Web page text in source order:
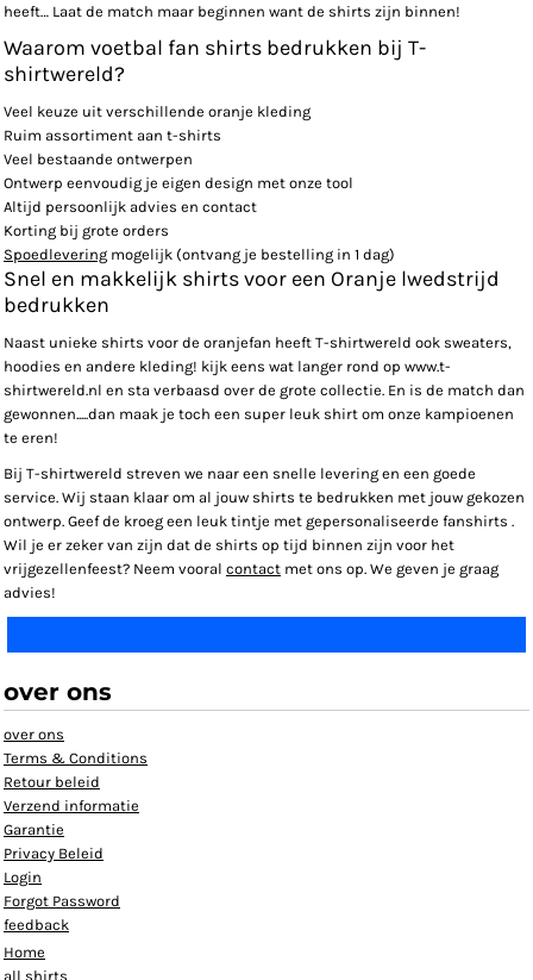
heeft… Laat de match maar beginnen want de shirts zijn binnen!
Waarom voetbal fan shirts bedrukken bij T-
shirtwereld?
Veel keuze uit verschillende oranje kleding
Ruim assortiment aan t-shirts
Veel bestaande ontwerpen
Ontwerp eenvoudig je eigen design met onze tool
Altijd persoonlijk advies en contact
Korting bij grote orders
Spoedlevering mogelijk (ontvang je bestelling in 1 dag)
Snel en makkelijk shirts voor een Oranje lwedstrijd
bedrukken
Naast unieke shirts voor de oranjefan heeft T-shirtwereld ook sweaters,
hoodies en andere kleding! kijk eens wat langer rond op www.t-
shirtwereld.nl en sta verbaasd over de grote collectie. En is de match dan
gewonnen.....dan maak je toch een super leuk shirt om onze kampioenen
te eren!
Bij T-shirtwereld streven we naar een snelle levering en een goede
service. Wij staan klaar om al jouw shirts te bedrukken met jouw gekozen
ontwerp. Geef de kroeg een leuk tintje met gepersonaliseerde fanshirts .
Wil je er zeker van zijn dat de shirts op tijd binnen zijn voor het
vrijgezellenfeest? Neem vooral contact met ons op. We geven je graag
advies!
over ons
over ons
Terms & Conditions
Retour beleid
Verzend informatie
Garantie
Privacy Beleid
Login
Forgot Password
feedback
Home
all shirts